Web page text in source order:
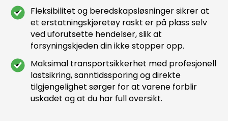
Fleksibilitet og beredskapsløsninger sikrer at
et erstatningskjøretøy raskt er på plass selv
ved uforutsette hendelser, slik at
forsyningskjeden din ikke stopper opp.
Maksimal transportsikkerhet med profesjonell
lastsikring, sanntidssporing og direkte
tilgjengelighet sørger for at varene forblir
uskadet og at du har full oversikt.